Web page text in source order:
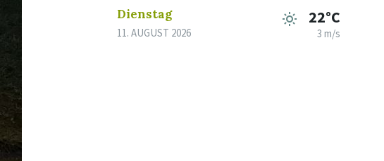
Dienstag
11. AUGUST 2026
22°C
3 m/s